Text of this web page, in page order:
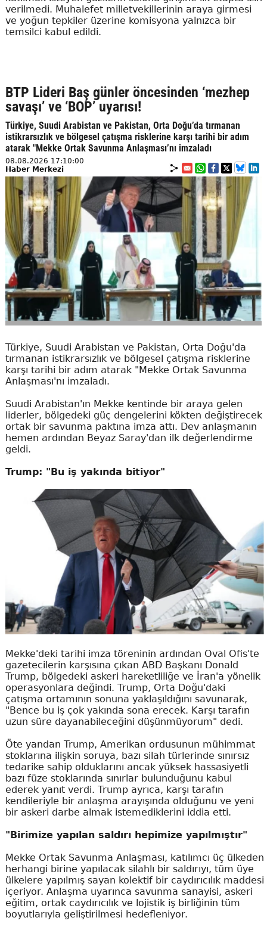
verilmedi. Muhalefet milletvekillerinin araya girmesi
ve yoğun tepkiler üzerine komisyona yalnızca bir
temsilci kabul edildi.
BTP Lideri Baş günler öncesinden ‘mezhep
savaşı’ ve ‘BOP’ uyarısı!
Türkiye, Suudi Arabistan ve Pakistan, Orta Doğu’da tırmanan
istikrarsızlık ve bölgesel çatışma risklerine karşı tarihi bir adım
atarak "Mekke Ortak Savunma Anlaşması’nı imzaladı
08.08.2026 17:10:00
Haber Merkezi
Türkiye, Suudi Arabistan ve Pakistan, Orta Doğu'da
tırmanan istikrarsızlık ve bölgesel çatışma risklerine
karşı tarihi bir adım atarak "Mekke Ortak Savunma
Anlaşması'nı imzaladı.
Suudi Arabistan'ın Mekke kentinde bir araya gelen
liderler, bölgedeki güç dengelerini kökten değiştirecek
ortak bir savunma paktına imza attı. Dev anlaşmanın
hemen ardından Beyaz Saray'dan ilk değerlendirme
geldi.
Trump: "Bu iş yakında bitiyor"
Mekke'deki tarihi imza töreninin ardından Oval Ofis'te
gazetecilerin karşısına çıkan ABD Başkanı Donald
Trump, bölgedeki askeri hareketliliğe ve İran'a yönelik
operasyonlara değindi. Trump, Orta Doğu'daki
çatışma ortamının sonuna yaklaşıldığını savunarak,
"Bence bu iş çok yakında sona erecek. Karşı tarafın
uzun süre dayanabileceğini düşünmüyorum" dedi.
Öte yandan Trump, Amerikan ordusunun mühimmat
stoklarına ilişkin soruya, bazı silah türlerinde sınırsız
tedarike sahip olduklarını ancak yüksek hassasiyetli
bazı füze stoklarında sınırlar bulunduğunu kabul
ederek yanıt verdi. Trump ayrıca, karşı tarafın
kendileriyle bir anlaşma arayışında olduğunu ve yeni
bir askeri darbe almak istemediklerini iddia etti.
"Birimize yapılan saldırı hepimize yapılmıştır"
Mekke Ortak Savunma Anlaşması, katılımcı üç ülkeden
herhangi birine yapılacak silahlı bir saldırıyı, tüm üye
ülkelere yapılmış sayan kolektif bir caydırıcılık maddesi
içeriyor. Anlaşma uyarınca savunma sanayisi, askeri
eğitim, ortak caydırıcılık ve lojistik iş birliğinin tüm
boyutlarıyla geliştirilmesi hedefleniyor.